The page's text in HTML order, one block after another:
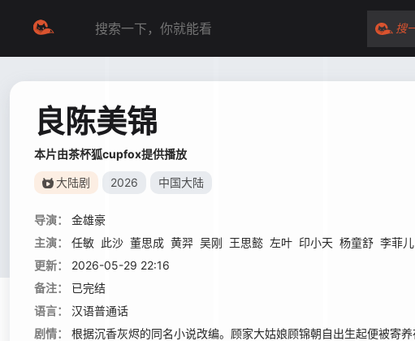
搜
良陈美锦
本片由茶杯狐cupfox提供播放
大陆剧 2026 中国大陆
导演：
金雄豪
主演：
任敏 此沙 董思成 黄羿 吴刚 王思懿 左叶 印小天 杨童舒 李菲儿
更新：
2026-05-29 22:16
备注：
已完结
语言：
汉语普通话
剧情：
根据沉香灰烬的同名小说改编。顾家大姑娘顾锦朝自出生起便被寄